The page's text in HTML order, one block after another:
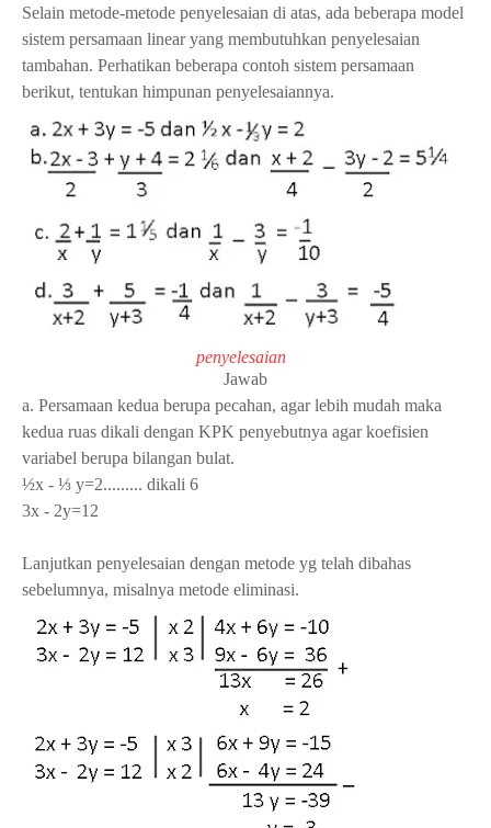
Selain metode-metode penyelesaian di atas, ada beberapa model
sistem persamaan linear yang membutuhkan penyelesaian
tambahan. Perhatikan beberapa contoh sistem persamaan
berikut, tentukan himpunan penyelesaiannya.
penyelesaian
Jawab
a. Persamaan kedua berupa pecahan, agar lebih mudah maka
kedua ruas dikali dengan KPK penyebutnya agar koefisien
variabel berupa bilangan bulat.
½x - ⅓ y=2......... dikali 6
3x - 2y=12
Lanjutkan penyelesaian dengan metode yg telah dibahas
sebelumnya, misalnya metode eliminasi.